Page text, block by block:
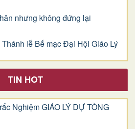
nhưng không đứng lại
lễ Bế mạc Đại Hội Giáo Lý
TIN HOT
Nghiệm GIÁO LÝ DỰ TÒNG